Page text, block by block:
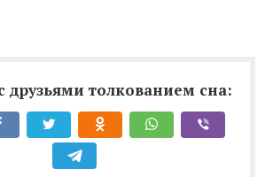
друзьями толкованием сна: